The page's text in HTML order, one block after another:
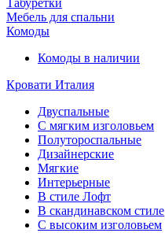
Табуретки
Мебель для спальни
Комоды
Комоды в наличии
Кровати Италия
Двуспальные
С мягким изголовьем
Полутороспальные
Дизайнерские
Мягкие
Интерьерные
В стиле Лофт
В скандинавском стиле
С высоким изголовьем